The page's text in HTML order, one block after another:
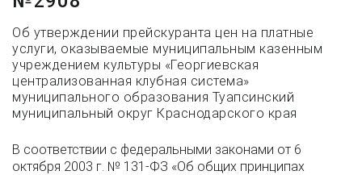
Об утверждении прейскуранта цен на платные
услуги, оказываемые муниципальным казенным
учреждением культуры «Георгиевская
централизованная клубная система»
муниципального образования Туапсинский
муниципальный округ Краснодарского края
В соответствии с федеральными законами от 6
октября 2003 г. № 131-ФЗ «Об общих принципах